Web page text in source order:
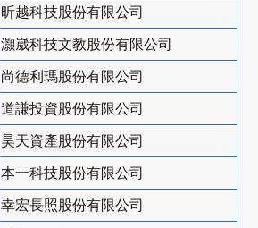
昕越科技股份有限公司
灝崴科技文教股份有限公司
尚德利瑪股份有限公司
道謙投資股份有限公司
昊天資產股份有限公司
本一科技股份有限公司
幸宏長照股份有限公司